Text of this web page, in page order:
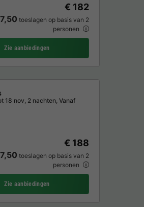
€ 182
toeslagen op basis van 2
personen
Zie aanbiedingen
18 nov, 2 nachten, Vanaf
€ 188
toeslagen op basis van 2
personen
Zie aanbiedingen